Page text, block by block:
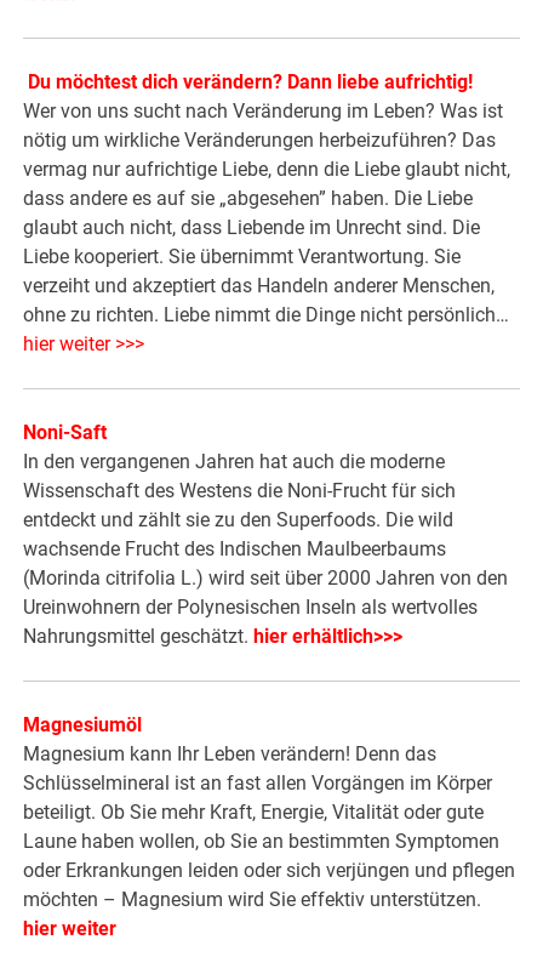
Du möchtest dich verändern? Dann liebe aufrichtig!
Wer von uns sucht nach Veränderung im Leben? Was ist
nötig um wirkliche Veränderungen herbeizuführen? Das
vermag nur aufrichtige Liebe, denn die Liebe glaubt nicht,
dass andere es auf sie „abgesehen” haben. Die Liebe
glaubt auch nicht, dass Liebende im Unrecht sind. Die
Liebe kooperiert. Sie übernimmt Verantwortung. Sie
verzeiht und akzeptiert das Handeln anderer Menschen,
ohne zu richten. Liebe nimmt die Dinge nicht persönlich…
hier weiter >>>
Noni-Saft
In den vergangenen Jahren hat auch die moderne
Wissenschaft des Westens die Noni-Frucht für sich
entdeckt und zählt sie zu den Superfoods. Die wild
wachsende Frucht des Indischen Maulbeerbaums
(Morinda citrifolia L.) wird seit über 2000 Jahren von den
Ureinwohnern der Polynesischen Inseln als wertvolles
Nahrungsmittel geschätzt. hier erhältlich>>>
Magnesiumöl
Magnesium kann Ihr Leben verändern! Denn das
Schlüsselmineral ist an fast allen Vorgängen im Körper
beteiligt. Ob Sie mehr Kraft, Energie, Vitalität oder gute
Laune haben wollen, ob Sie an bestimmten Symptomen
oder Erkrankungen leiden oder sich verjüngen und pflegen
möchten – Magnesium wird Sie effektiv unterstützen.
hier weiter